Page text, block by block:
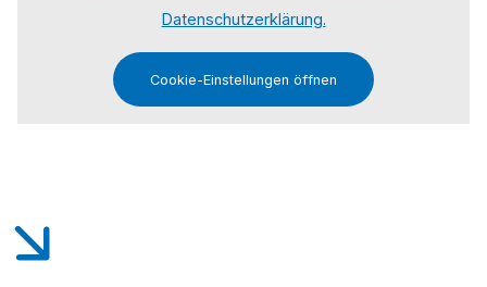
Datenschutzerklärung.
Cookie-Einstellungen öffnen